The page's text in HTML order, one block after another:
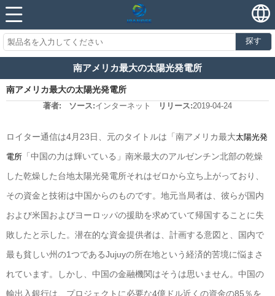
探す
南アメリカ最大の太陽光発電所
南アメリカ最大の太陽光発電所
著者: ソース:インターネット リリース:2019-04-24
ロイター通信は4月23日、元のタイトルは「 南アメリカ最大太陽光発
電所 「中国の力は輝いている」南米最大のアルゼンチン北部の乾燥
した乾燥した台地太陽光発電所それはゼロから立ち上がっており、
その資金と技術は中国からのものです。地元当局者は、彼らが国内
および米国およびヨーロッパの援助を求めていて帰国することに失
敗したと示した。潜在的な資金提供者は、計画する意図と、国内で
最も貧しい州の1つであるJujuyの所在地という経済的苦境に悩まさ
れています。しかし、中国の金融機関はそうは思いません。中国の
輸出入銀行は、プロジェクトに必要な4億ドル近くの資金の85％を